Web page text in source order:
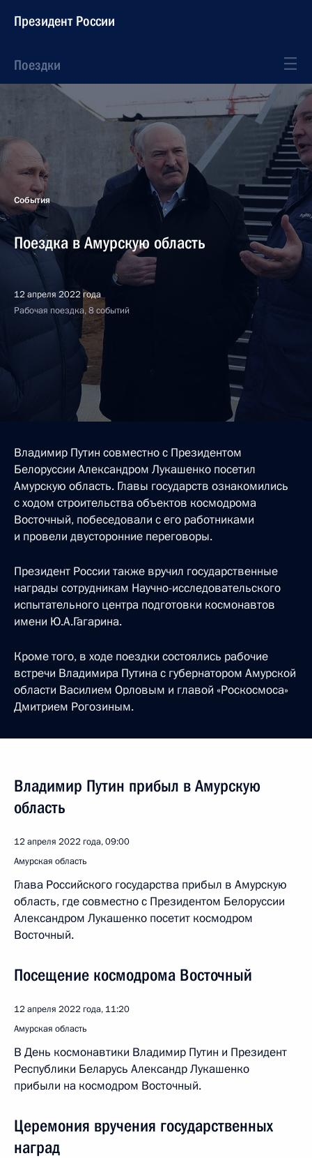
Президент России
Поездки
События
Поездка в Амурскую область
12 апреля 2022 года
Рабочая поездка, 8 событий
Владимир Путин совместно с Президентом
Белоруссии Александром Лукашенко посетил
Амурскую область. Главы государств ознакомились
с ходом строительства объектов космодрома
Восточный, побеседовали с его работниками
и провели двусторонние переговоры.
Президент России также вручил государственные
награды сотрудникам Научно-исследовательского
испытательного центра подготовки космонавтов
имени Ю.А.Гагарина.
Кроме того, в ходе поездки состоялись рабочие
встречи Владимира Путина с губернатором Амурской
области Василием Орловым и главой «Роскосмоса»
Дмитрием Рогозиным.
Владимир Путин прибыл в Амурскую
область
12 апреля 2022 года, 09:00
Амурская область
Глава Российского государства прибыл в Амурскую
область, где совместно с Президентом Белоруссии
Александром Лукашенко посетит космодром
Восточный.
Посещение космодрома Восточный
12 апреля 2022 года, 11:20
Амурская область
В День космонавтики Владимир Путин и Президент
Республики Беларусь Александр Лукашенко
прибыли на космодром Восточный.
Церемония вручения государственных
наград